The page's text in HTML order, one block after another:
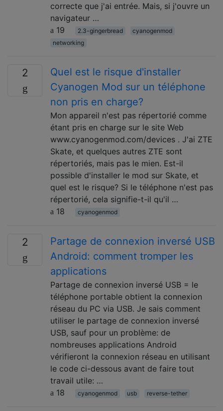
correcte que j'ai entrée. Mais, si j'ouvre un
navigateur …
19
2.3-gingerbread
cyanogenmod
networking
2
Quel est le risque d'installer
Cyanogen Mod sur un téléphone
non pris en charge?
Mon appareil n'est pas répertorié comme
étant pris en charge sur le site Web
www.cyanogenmod.com/devices . J'ai ZTE
Skate, et quelques autres ZTE sont
répertoriés, mais pas le mien. Est-il
possible d'installer le mod sur Skate, et
quel est le risque? Si le téléphone n'est pas
répertorié, cela signifie-t-il qu'il …
18
cyanogenmod
2
Partage de connexion inversé USB
Android: comment tromper les
applications
Partage de connexion inversé USB = le
téléphone portable obtient la connexion
réseau du PC via USB. Je sais comment
utiliser le partage de connexion inversé
USB, sauf pour un problème: de
nombreuses applications Android
vérifieront la connexion réseau en utilisant
le code ci-dessous avant de faire tout
travail utile: …
18
cyanogenmod usb reverse-tether